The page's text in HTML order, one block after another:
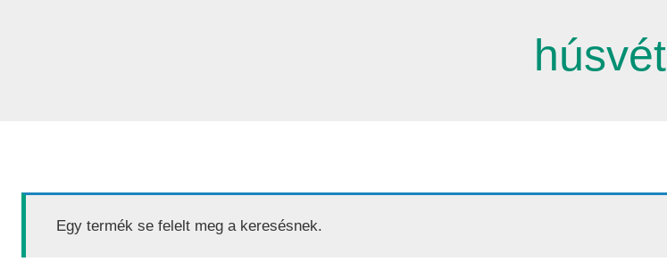
húsvét
Egy termék se felelt meg a keresésnek.